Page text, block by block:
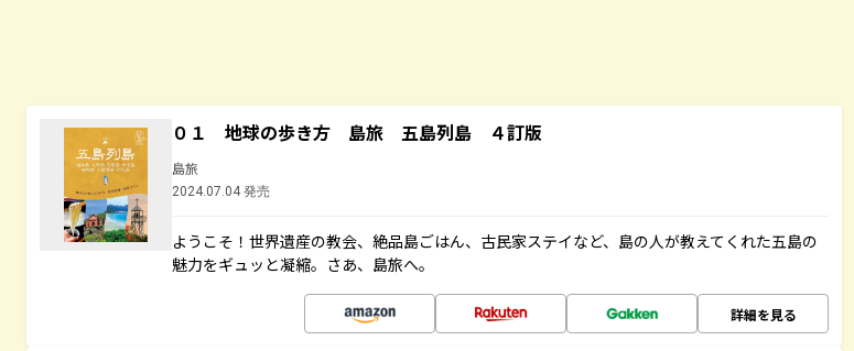
０１ 地球の歩き方 島旅 五島列島 ４訂版
島旅
2024.07.04 発売
ようこそ！世界遺産の教会、絶品島ごはん、古民家ステイなど、島の人が教えてくれた五島の
魅力をギュッと凝縮。さあ、島旅へ。
詳細を見る